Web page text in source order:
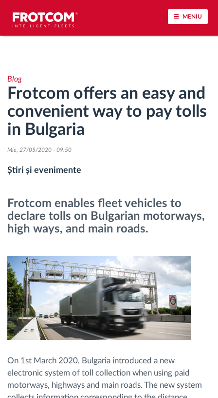
MENIU
Analiza stilului de condus
Monitorizarea timpilor de conducere
Workforce management
Managementul combustibilului
Identificarea automată a șoferului
Descopera toate facilitatile
Calculator de economii
Blog
Frotcom offers an easy and
convenient way to pay tolls
in Bulgaria
Mie, 27/05/2020 - 09:50
Știri și evenimente
Frotcom enables fleet vehicles to
declare tolls on Bulgarian motorways,
high ways, and main roads.
On 1st March 2020, Bulgaria introduced a new
electronic system of toll collection when using paid
motorways, highways and main roads. The new system